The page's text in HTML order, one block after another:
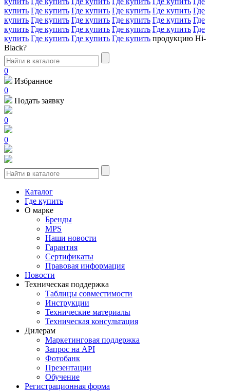
купить Где купить Где купить Где купить Где купить Где
купить Где купить Где купить Где купить Где купить Где
купить Где купить Где купить Где купить Где купить Где
купить Где купить Где купить Где купить продукцию Hi-
Black?
0
Избранное
0
Подать заявку
0
0
Каталог
Где купить
О марке
Бренды
MPS
Наши новости
Гарантия
Сертификаты
Правовая информация
Новости
Техническая поддержка
Таблицы совместимости
Инструкции
Технические материалы
Техническая консультация
Дилерам
Маркетинговая поддержка
Запрос на API
Фотобанк
Презентации
Обучение
Регистрационная форма